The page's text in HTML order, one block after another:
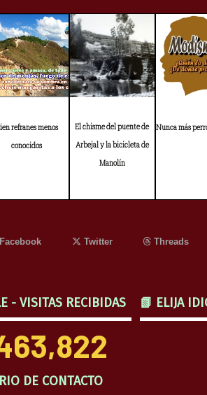
refranes menos
conocidos
El chisme del puente de
Arbejal y la bicicleta de
Manolín
Nunca más
Facebook Twitter Threads
- VISITAS RECIBIDAS
DE CONTACTO
📗 ELIJA